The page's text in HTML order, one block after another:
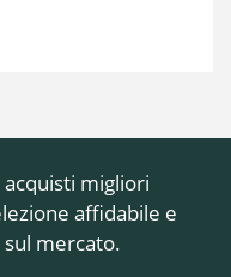
migliori
affidabile e
mercato.